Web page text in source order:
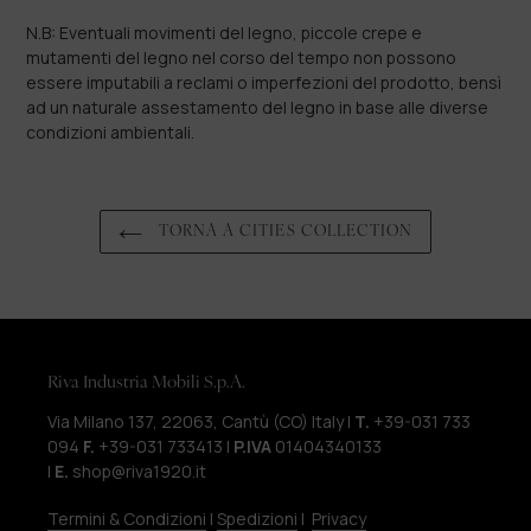
N.B: Eventuali movimenti del legno, piccole crepe e
mutamenti del legno nel corso del tempo non possono
essere imputabili a reclami o imperfezioni del prodotto, bensì
ad un naturale assestamento del legno in base alle diverse
condizioni ambientali.
TORNA A CITIES COLLECTION
Riva Industria Mobili S.p.A.
Via Milano 137, 22063, Cantù (CO) Italy | T. +39-031 733
094 F. +39-031 733413 | P.IVA 01404340133
| E. shop@riva1920.it
Termini & Condizioni | Spedizioni | Privacy